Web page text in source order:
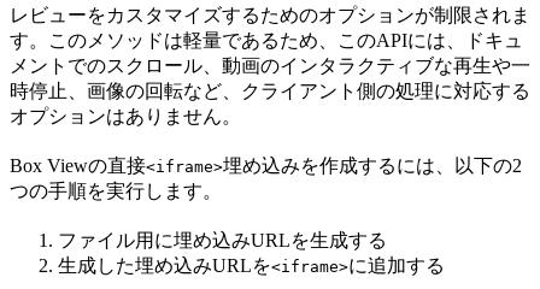
レビューをカスタマイズするためのオプションが制限されま
す。このメソッドは軽量であるため、このAPIには、ドキュ
メントでのスクロール、動画のインタラクティブな再生や一
時停止、画像の回転など、クライアント側の処理に対応する
オプションはありません。
Box Viewの直接<iframe>埋め込みを作成するには、以下の2
つの手順を実行します。
ファイル用に埋め込みURLを生成する
生成した埋め込みURLを<iframe>に追加する